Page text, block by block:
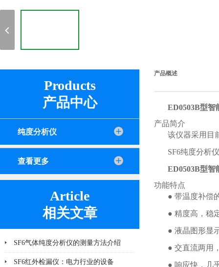
Products
产品中心
纯度分析仪
查看更多
Article
相关文章
SF6气体纯度分析仪的测量方法介绍
SF6红外检漏仪：电力行业的设备
产品概述
ED0503B型智
产品简介
该仪器采用目
SF6纯度分析
ED0503B型智
功能特点
● 带温度补偿
● 精度高，稳
● 液晶图形显
● 交直流两用
● 响应快，几